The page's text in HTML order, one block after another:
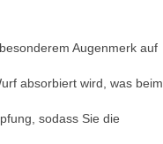
Augenmerk auf
absorbiert wird, was beim
sodass Sie die